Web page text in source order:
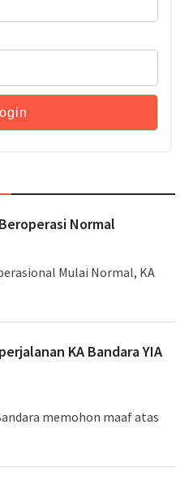
Normal
Mulai Normal, KA
KA Bandara YIA
memohon maaf atas